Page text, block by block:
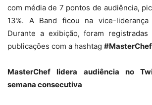
com média de 7 pontos de audiência,
13%. A Band ficou na vice-
Durante a exibição, foram
publicações com a hashtag
MasterChef lidera audiência no
semana consecutiva